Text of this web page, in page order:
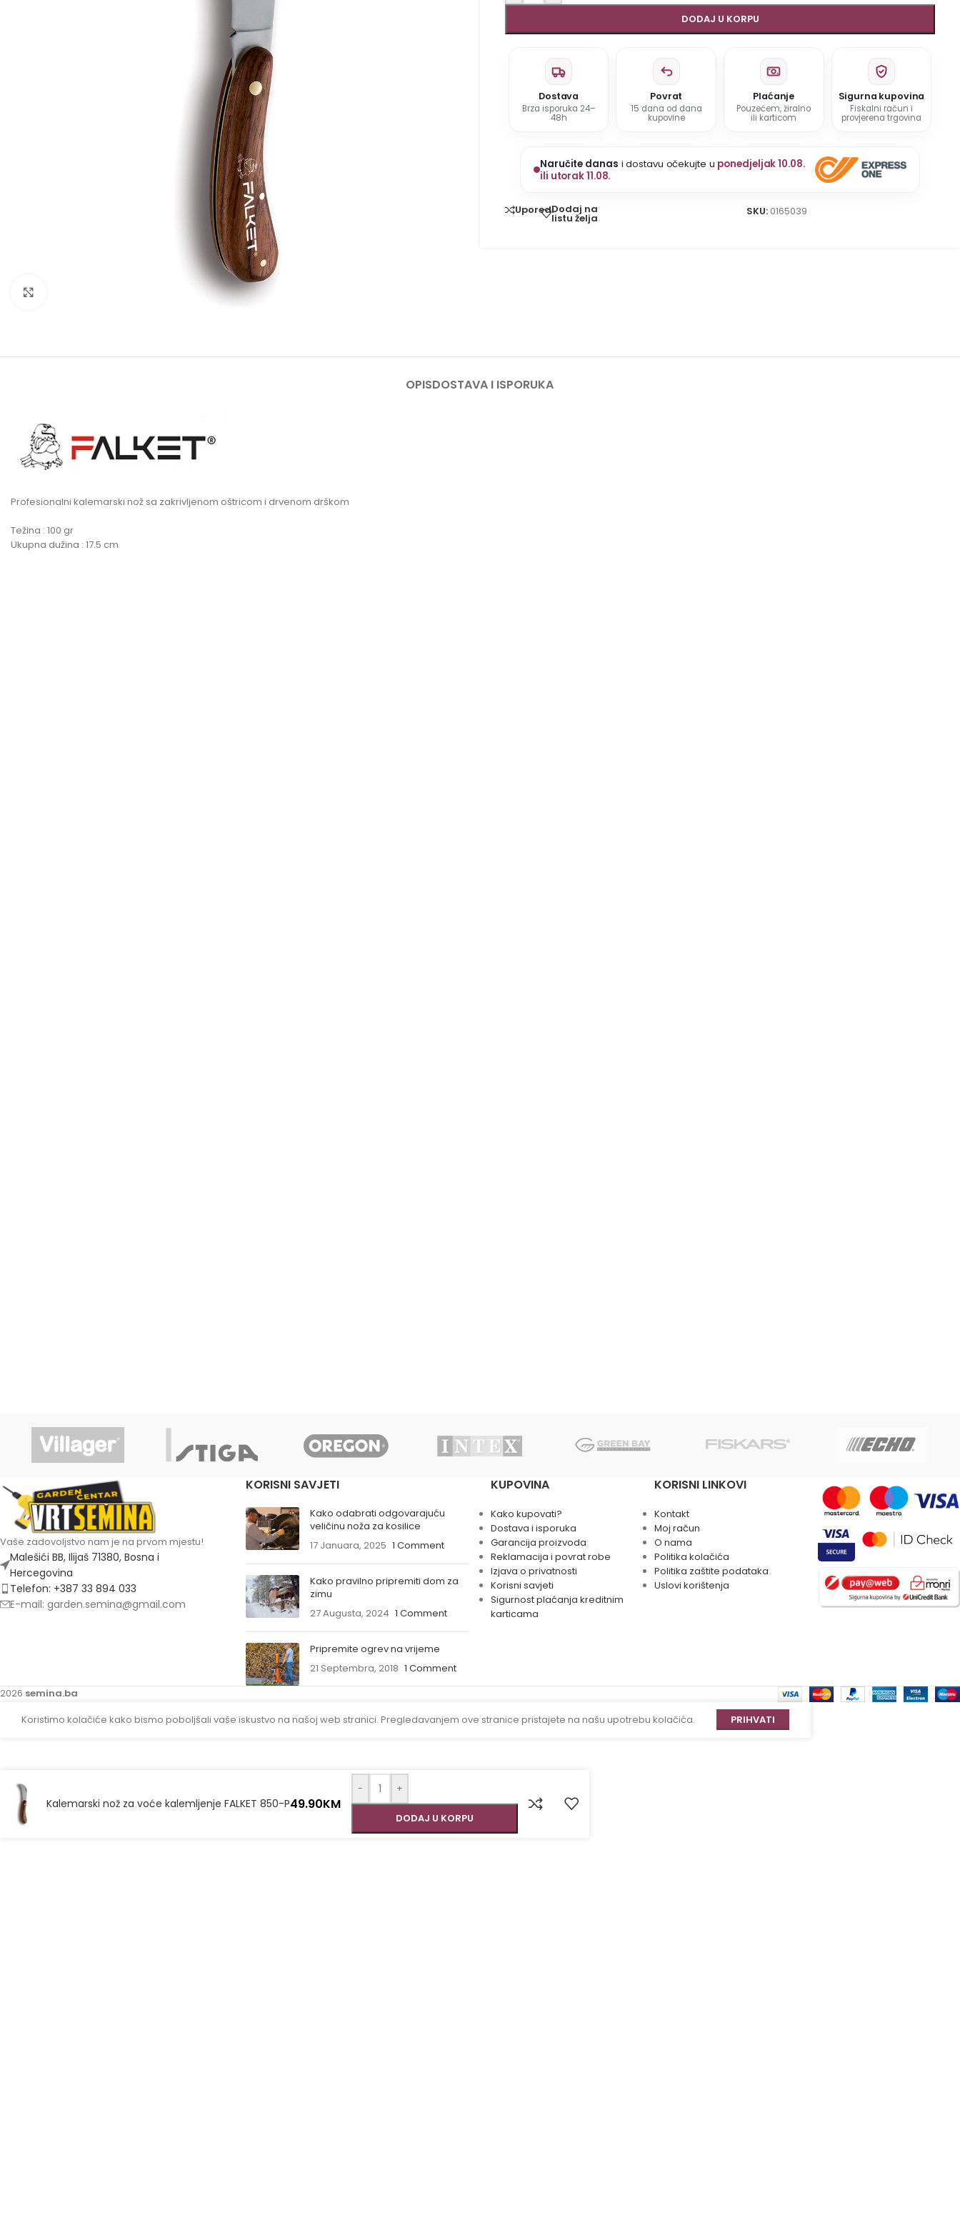
DODAJ U KORPU
Dostava
Brza isporuka 24–
48h
Povrat
15 dana od dana
kupovine
Plaćanje
Pouzećem, žiralno
ili karticom
Sigurna kupovina
Fiskalni račun i
provjerena trgovina
Naručite danas i dostavu očekujte u ponedjeljak 10.08.
ili utorak 11.08.
UporediDodaj na
listu želja
SKU: 0165039
OPISDOSTAVA I ISPORUKA
Profesionalni kalemarski nož sa zakrivljenom oštricom i drvenom drškom
Težina : 100 gr
Ukupna dužina : 17.5 cm
Vaše zadovoljstvo nam je na prvom mjestu!
Malešići BB, Ilijaš 71380, Bosna i
Hercegovina
Telefon: +387 33 894 033
E-mail: garden.semina@gmail.com
KORISNI SAVJETI
Kako odabrati odgovarajuću
veličinu noža za kosilice
17 Januara, 2025 1 Comment
Kako pravilno pripremiti dom za
zimu
27 Augusta, 2024 1 Comment
Pripremite ogrev na vrijeme
21 Septembra, 2018 1 Comment
KUPOVINA
Kako kupovati?
Dostava i isporuka
Garancija proizvoda
Reklamacija i povrat robe
Izjava o privatnosti
Korisni savjeti
Sigurnost plaćanja kreditnim
karticama
KORISNI LINKOVI
Kontakt
Moj račun
O nama
Politika kolačića
Politika zaštite podataka
Uslovi korištenja
2026 semina.ba
Koristimo kolačiće kako bismo poboljšali vaše iskustvo na našoj web stranici. Pregledavanjem ove stranice pristajete na našu upotrebu kolačića.
PRIHVATI
Kalemarski nož za voće kalemljenje FALKET 850-P49.90KM
- +
DODAJ U KORPU